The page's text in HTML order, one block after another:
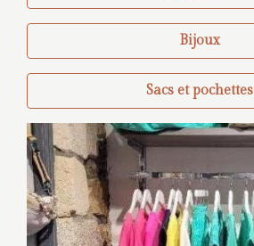
Bijoux
Sacs et pochettes